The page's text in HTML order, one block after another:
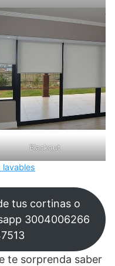
Blackout
tus cortinas o
3004006266
te sorprenda saber